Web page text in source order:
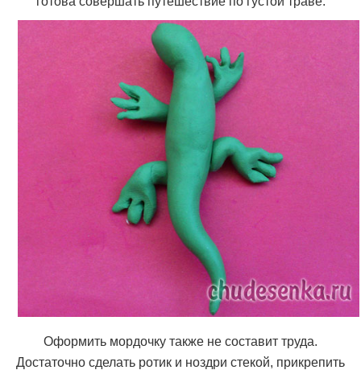
Оформить мордочку также не составит труда.
Достаточно сделать ротик и ноздри стекой, прикрепить